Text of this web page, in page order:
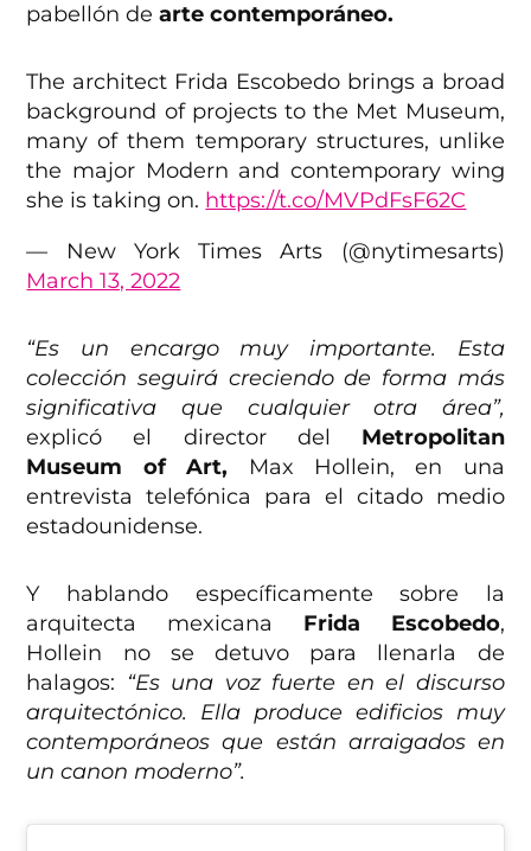
pabellón dearte contemporáneo.
The architect Frida Escobedo brings a broad
background of projects to the Met Museum,
many of them temporary structures, unlike
the major Modern and contemporary wing
she is taking on. https://t.co/MVPdFsF62C
— New York Times Arts (@nytimesarts)
March 13, 2022
“Es un encargo muy importante. Esta
colección seguirá creciendo de forma más
significativa que cualquier otra área”,
explicó el director del Metropolitan
Museum of Art, Max Hollein, en una
entrevista telefónica para el citado medio
estadounidense.
Y hablando específicamente sobre la
arquitecta mexicana Frida Escobedo,
Hollein no se detuvo para llenarla de
halagos: “Es una voz fuerte en el discurso
arquitectónico. Ella produce edificios muy
contemporáneos que están arraigados en
un canon moderno”.